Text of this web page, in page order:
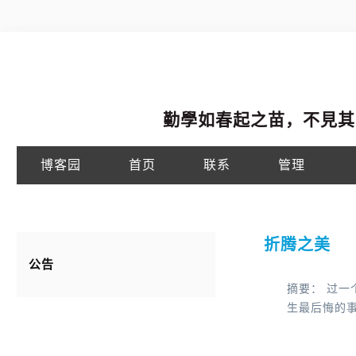
勤學如春起之苗，不見
博客园 首页 联系 管理
折腾之美
摘要： 过一
生最后悔的
公告